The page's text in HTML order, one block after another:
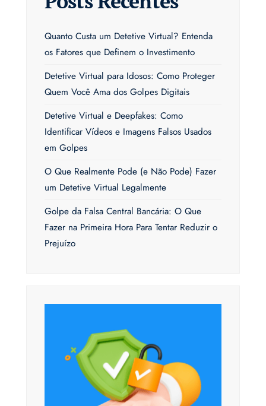
Quanto Custa um Detetive Virtual? Entenda
os Fatores que Definem o Investimento
Detetive Virtual para Idosos: Como Proteger
Quem Você Ama dos Golpes Digitais
Detetive Virtual e Deepfakes: Como
Identificar Vídeos e Imagens Falsos Usados
em Golpes
O Que Realmente Pode (e Não Pode) Fazer
um Detetive Virtual Legalmente
Golpe da Falsa Central Bancária: O Que
Fazer na Primeira Hora Para Tentar Reduzir o
Prejuízo